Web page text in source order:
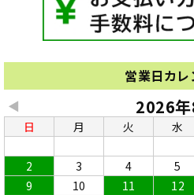
営業日カレ
◀ 2026年
日 月 火 水
2
3 4 5
9
10 11 12